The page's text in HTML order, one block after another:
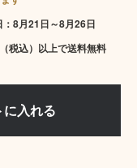
：8月21日～8月26日
税込）以上で送料無料